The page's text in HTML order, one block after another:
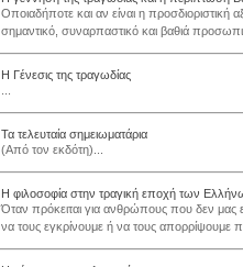
Οποιαδήποτε και αν είναι η προσδιοριστική
σημαντικό, συναρπαστικό και βαθιά
Η Γένεσις της τραγωδίας
Τα τελευταία σημειωματάρια
(Από τον εκδότη)...
Η φιλοσοφία στην τραγική εποχή των
Όταν πρόκειται για ανθρώπους που δεν μας
να τους εγκρίνουμε ή να τους